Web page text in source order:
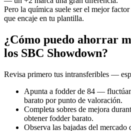
Pero la química suele ser el mejor
que encaje en tu plantilla.
¿Cómo puedo ahorrar
los SBC Showdown?
Revisa primero tus intransferibles —
Apunta a fodder de 84 —
barato por punto de valoración.
Completa sobres de mejora
obtener fodder barato.
Observa las bajadas del mercado